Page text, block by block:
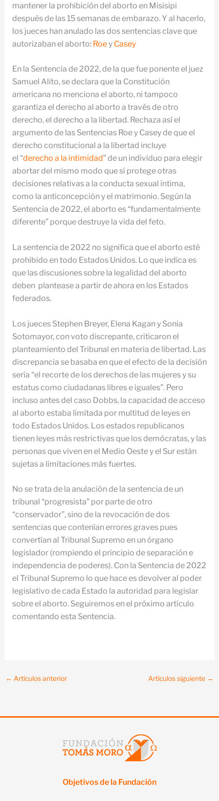
mantener la prohibición del aborto en Misisipi
después de las 15 semanas de embarazo. Y al hacerlo,
los jueces han anulado las dos sentencias clave que
autorizaban el aborto: Roey Casey
En la Sentencia de 2022, de la que fue ponente el juez
Samuel Alito, se declara que la Constitución
americana no menciona el aborto, ni tampoco
garantiza el derecho al aborto a través de otro
derecho, el derecho a la libertad. Rechaza así el
argumento de las Sentencias Roe y Casey de que el
derecho constitucional a la libertad incluye
el “derecho a la intimidad” de un individuo para elegir
abortar del mismo modo que sí protege otras
decisiones relativas a la conducta sexual íntima,
como la anticoncepción y el matrimonio. Según la
Sentencia de 2022, el aborto es “fundamentalmente
diferente” porque destruye la vida del feto.
La sentencia de 2022 no significa que el aborto esté
prohibido en todo Estados Unidos. Lo que indica es
que las discusiones sobre la legalidad del aborto
deben plantease a partir de ahora en los Estados
federados.
Los jueces Stephen Breyer, Elena Kagan y Sonia
Sotomayor, con voto discrepante, criticaron el
planteamiento del Tribunal en materia de libertad. Las
discrepancia se basaba en que el efecto de la decisión
sería “el recorte de los derechos de las mujeres y su
estatus como ciudadanas libres e iguales”. Pero
incluso antes del caso Dobbs, la capacidad de acceso
al aborto estaba limitada por multitud de leyes en
todo Estados Unidos. Los estados republicanos
tienen leyes más restrictivas que los demócratas, y las
personas que viven en el Medio Oeste y el Sur están
sujetas a limitaciones más fuertes.
No se trata de la anulación de la sentencia de un
tribunal “progresista” por parte de otro
“conservador”, sino de la revocación de dos
sentencias que contenían errores graves pues
convertían al Tribunal Supremo en un órgano
legislador (rompiendo el principio de separación e
independencia de poderes). Con la Sentencia de 2022
el Tribunal Supremo lo que hace es devolver al poder
legislativo de cada Estado la autoridad para legislar
sobre el aborto. Seguiremos en el próximo artículo
comentando esta Sentencia.
← Artículos anterior Artículos siguiente →
Objetivos de la Fundación